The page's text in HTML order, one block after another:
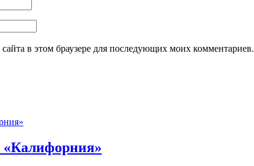
в этом браузере для последующих моих комментариев.
«Калифорния»